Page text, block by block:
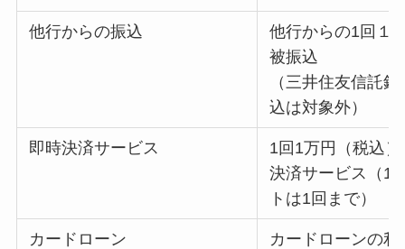
他行からの振込
他行からの1回１
被振込
（三井住友信託
込は対象外）
即時決済サービス
1回1万円（税込
決済サービス（1
トは1回まで）
カードローン カードローンの利